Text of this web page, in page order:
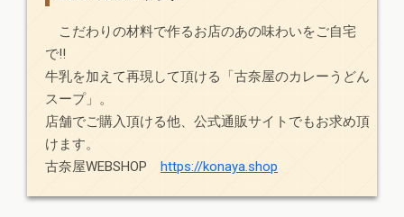
こだわりの材料で作るお店のあの味わいをご自宅
で!!
牛乳を加えて再現して頂ける「古奈屋のカレーうどん
スープ」。
店舗でご購入頂ける他、公式通販サイトでもお求め頂
けます。
古奈屋WEBSHOP https://konaya.shop